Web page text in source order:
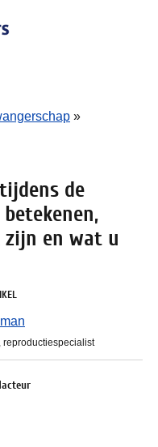
»
de
zijn en wat u